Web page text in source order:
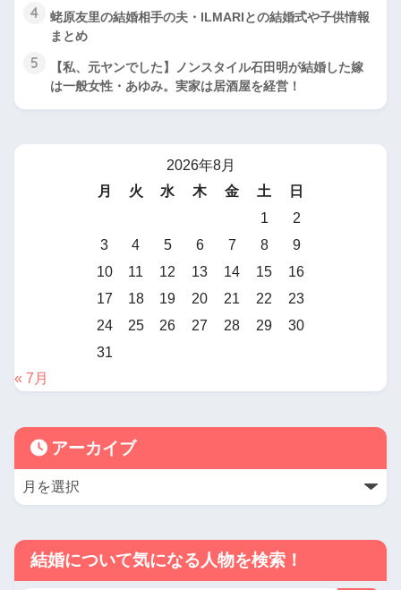
4
蛯原友里の結婚相手の夫・ILMARIとの結婚式や子供情報
まとめ
5
【私、元ヤンでした】ノンスタイル石田明が結婚した嫁
は一般女性・あゆみ。実家は居酒屋を経営！
2026年8月
月
火 水 木 金 土
日
1
2
3
4 5 6 7 8
9
10
11 12 13 14 15
16
17
18 19 20 21 22
23
24
25 26 27 28 29
30
31
« 7月
アーカイブ
結婚について気になる人物を検索！